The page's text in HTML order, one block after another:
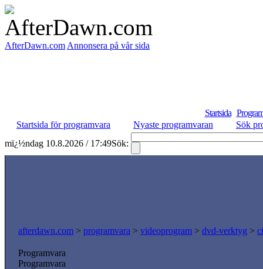
AfterDawn.com Annonsera på vår sida
Startsida
Startsida för programvara
Nyaste programvaran
Sök
mï¿½ndag 10.8.2026 / 17:49Sök:
afterdawn.com > programvara > videoprogram > dvd-verktyg >
Programvara
Programvara